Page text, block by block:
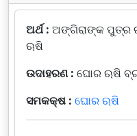
ଅର୍ଥ : ଅଙ୍ଗିରାଙ୍କ ପୁତ୍ର
ଋଷି
ଉଦାହରଣ : ଘୋର ଋଷି
ସମକକ୍ଷ : ଘୋର ଋଷି